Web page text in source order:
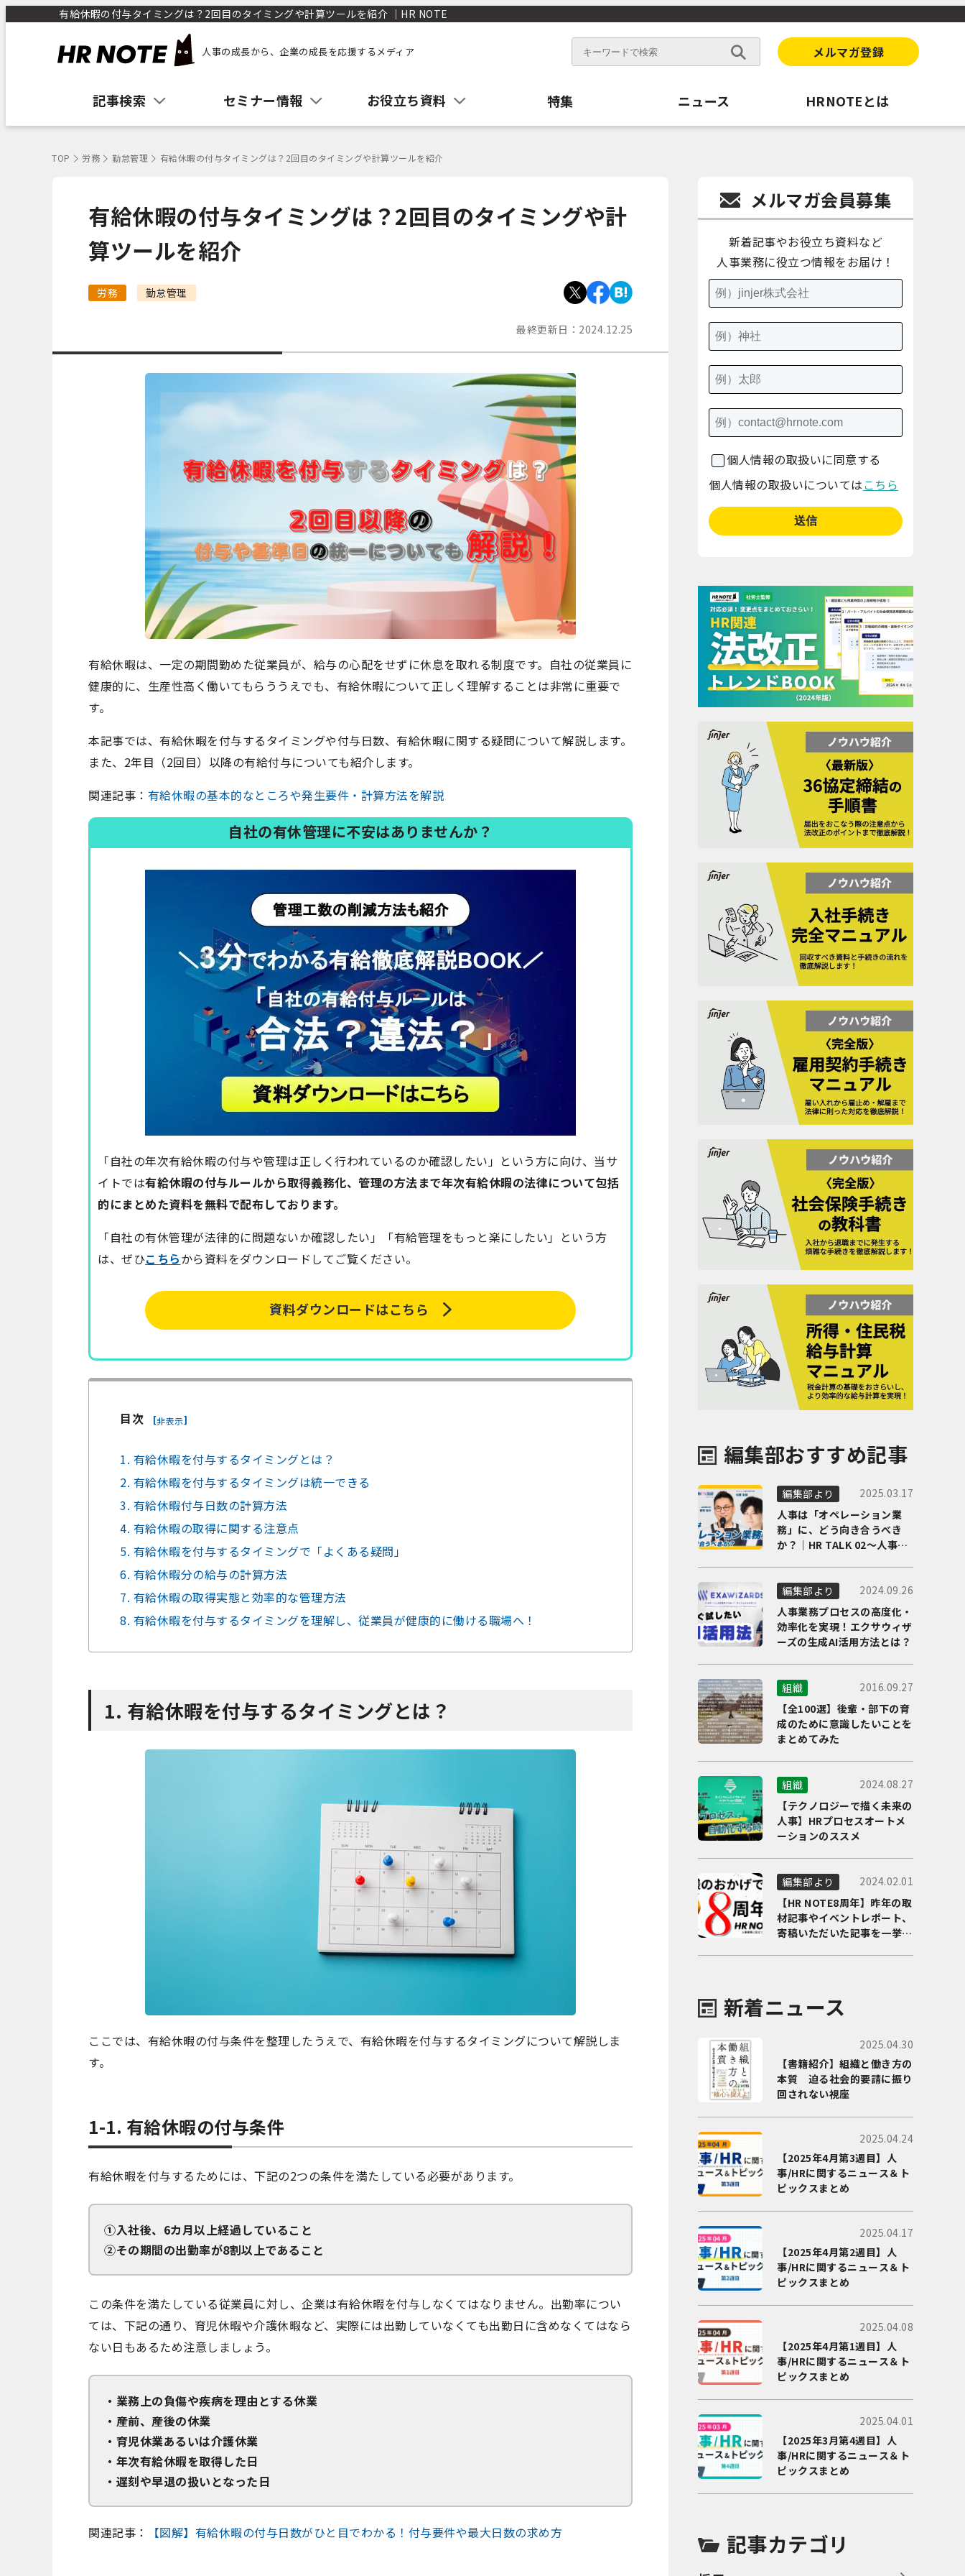
有給休暇の付与タイミングは？2回目のタイミングや計算ツールを紹介 ｜HR NOTE
人事の成長から、企業の成長を応援するメディア メルマガ登録
記事検索 セミナー情報 お役立ち資料 特集 ニュース HRNOTEとは
TOP 労務 勤怠管理 有給休暇の付与タイミングは？2回目のタイミングや計算ツールを紹介
有給休暇の付与タイミングは？2回目のタイミングや計
算ツールを紹介
労務 勤怠管理
最終更新日： 2024.12.25
有給休暇は、一定の期間勤めた従業員が、給与の心配をせずに休息を取れる制度です。自社の従業員に
健康的に、生産性高く働いてもらううえでも、有給休暇について正しく理解することは非常に重要で
す。
本記事では、有給休暇を付与するタイミングや付与日数、有給休暇に関する疑問について解説します。
また、2年目（2回目）以降の有給付与についても紹介します。
関連記事： 有給休暇の基本的なところや発生要件・計算方法を解説
自社の有休管理に不安はありませんか？
「自社の年次有給休暇の付与や管理は正しく行われているのか確認したい」という方に向け、当サ
イトでは有給休暇の付与ルールから取得義務化、管理の方法まで年次有給休暇の法律について包括
的にまとめた資料を無料で配布しております。
「自社の有休管理が法律的に問題ないか確認したい」「有給管理をもっと楽にしたい」という方
は、ぜひこちらから資料をダウンロードしてご覧ください。
資料ダウンロードはこちら
目次 [非表示]
1. 有給休暇を付与するタイミングとは？
2. 有給休暇を付与するタイミングは統一できる
3. 有給休暇付与日数の計算方法
4. 有給休暇の取得に関する注意点
5. 有給休暇を付与するタイミングで「よくある疑問」
6. 有給休暇分の給与の計算方法
7. 有給休暇の取得実態と効率的な管理方法
8. 有給休暇を付与するタイミングを理解し、従業員が健康的に働ける職場へ！
1. 有給休暇を付与するタイミングとは？
ここでは、有給休暇の付与条件を整理したうえで、有給休暇を付与するタイミングについて解説しま
す。
1-1. 有給休暇の付与条件
有給休暇を付与するためには、下記の2つの条件を満たしている必要があります。
①入社後、6カ月以上経過していること
②その期間の出勤率が8割以上であること
この条件を満たしている従業員に対し、企業は有給休暇を付与しなくてはなりません。出勤率につい
ては、下記の通り、育児休暇や介護休暇など、実際には出勤していなくても出勤日に含めなくてはなら
ない日もあるため注意しましょう。
・業務上の負傷や疾病を理由とする休業
・産前、産後の休業
・育児休業あるいは介護休業
・年次有給休暇を取得した日
・遅刻や早退の扱いとなった日
関連記事： 【図解】有給休暇の付与日数がひと目でわかる！付与要件や最大日数の求め方
メルマガ会員募集
新着記事やお役立ち資料など
人事業務に役立つ情報をお届け！
個人情報の取扱いに同意する
個人情報の取扱いについては こちら
編集部おすすめ記事
編集部より
2025.03.17
人事は「オペレーション業
務」に、どう向き合うべき
か？｜HR TALK 02～人事DX
編集部より
2024.09.26
人事業務プロセスの高度化・
効率化を実現！エクサウィザ
ーズの生成AI活用方法とは？
組織
2016.09.27
【全100選】後輩・部下の育
成のために意識したいことを
まとめてみた
組織
2024.08.27
【テクノロジーで描く未来の
人事】HRプロセスオートメ
ーションのススメ
編集部より
2024.02.01
【HR NOTE8周年】昨年の取
材記事やイベントレポート、
寄稿いただいた記事を一挙に
新着ニュース
2025.04.30
【書籍紹介】組織と働き方の
本質 迫る社会的要請に振り
回されない視座
2025.04.24
【2025年4月第3週目】人
事/HRに関するニュース＆ト
ピックスまとめ
2025.04.17
【2025年4月第2週目】人
事/HRに関するニュース＆ト
ピックスまとめ
2025.04.08
【2025年4月第1週目】人
事/HRに関するニュース＆ト
ピックスまとめ
2025.04.01
【2025年3月第4週目】人
事/HRに関するニュース＆ト
ピックスまとめ
記事カテゴリ